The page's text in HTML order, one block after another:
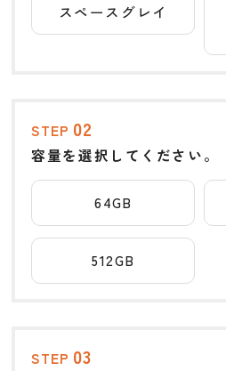
スペースグレイ
STEP 02
容量を選択してください。
64GB
512GB
STEP 03